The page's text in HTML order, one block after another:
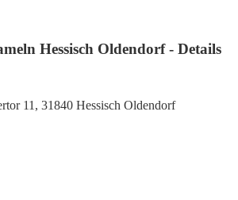
Hessisch Oldendorf - Details
11, 31840 Hessisch Oldendorf